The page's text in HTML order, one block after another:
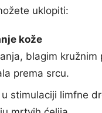
uklopiti:
kože
blagim kružnim
prema srcu.
u stimulaciji limfne